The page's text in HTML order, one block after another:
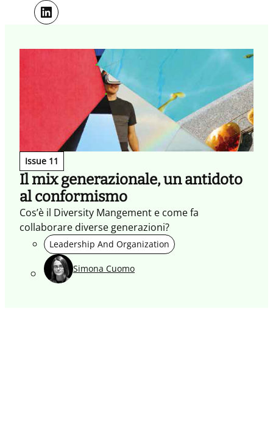
LinkedIn
Issue 11
Il mix generazionale, un antidoto
al conformismo
Cos’è il Diversity Mangement e come fa
collaborare diverse generazioni?
Leadership And Organization
Simona Cuomo